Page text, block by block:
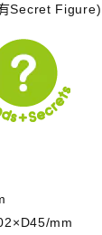
Secret Figure)
mm